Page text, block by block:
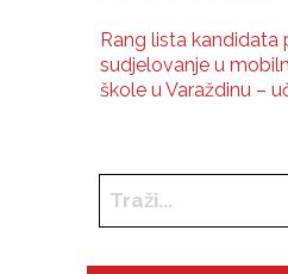
Rang lista kandidata
sudjelovanje u
škole u Varaždinu –